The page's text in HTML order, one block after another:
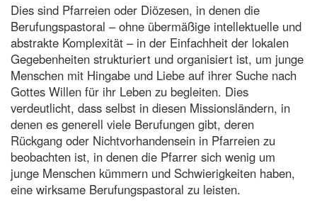
Dies sind Pfarreien oder Diözesen, in denen die
Berufungspastoral – ohne übermäßige intellektuelle und
abstrakte Komplexität – in der Einfachheit der lokalen
Gegebenheiten strukturiert und organisiert ist, um junge
Menschen mit Hingabe und Liebe auf ihrer Suche nach
Gottes Willen für ihr Leben zu begleiten. Dies
verdeutlicht, dass selbst in diesen Missionsländern, in
denen es generell viele Berufungen gibt, deren
Rückgang oder Nichtvorhandensein in Pfarreien zu
beobachten ist, in denen die Pfarrer sich wenig um
junge Menschen kümmern und Schwierigkeiten haben,
eine wirksame Berufungspastoral zu leisten.